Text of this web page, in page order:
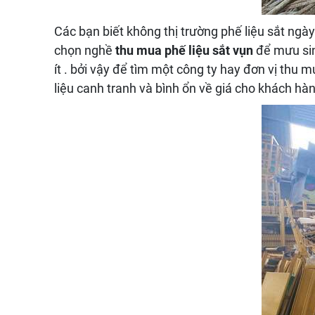
Các bạn biết không thị trường phế liệu sắt
chọn nghề thu mua phế liệu sắt vụnđể mưu
ít . bởi vậy để tìm một công ty hay đơn vị thu
liệu canh tranh và bình ổn về giá cho khách